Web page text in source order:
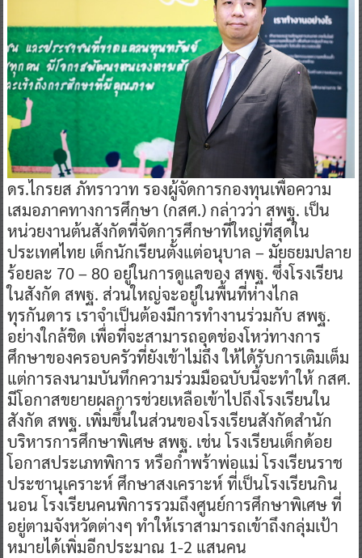
ดร.ไกรยส ภัทราวาท รองผู้จัดการกองทุนเพื่อความ
เสมอภาคทางการศึกษา (กสศ.) กล่าวว่า สพฐ. เป็น
หน่วยงานต้นสังกัดที่จัดการศึกษาที่ใหญ่ที่สุดใน
ประเทศไทย เด็กนักเรียนตั้งแต่อนุบาล – มัยธยมปลาย
ร้อยละ 70 – 80 อยู่ในการดูแลของ สพฐ. ซึ่งโรงเรียน
ในสังกัด สพฐ. ส่วนใหญ่จะอยู่ในพื้นที่ห่างไกล
ทุรกันดาร เราจำเป็นต้องมีการทำงานร่วมกับ สพฐ.
อย่างใกล้ชิด เพื่อที่จะสามารถอุดช่องโหว่ทางการ
ศึกษาของครอบครัวที่ยังเข้าไม่ถึง ให้ได้รับการเติมเต็ม
แต่การลงนามบันทึกความร่วมมือฉบับนี้จะทำให้ กสศ.
มีโอกาสขยายผลการช่วยเหลือเข้าไปถึงโรงเรียนใน
สังกัด สพฐ. เพิ่มขึ้นในส่วนของโรงเรียนสังกัดสำนัก
บริหารการศึกษาพิเศษ สพฐ. เช่น โรงเรียนเด็กด้อย
โอกาสประเภทพิการ หรือกำพร้าพ่อแม่ โรงเรียนราช
ประชานุเคราะห์ ศึกษาสงเคราะห์ ที่เป็นโรงเรียนกิน
นอน โรงเรียนคนพิการรวมถึงศูนย์การศึกษาพิเศษ ที่
อยู่ตามจังหวัดต่างๆ ทำให้เราสามารถเข้าถึงกลุ่มเป้า
หมายได้เพิ่มอีกประมาณ 1-2 แสนคน